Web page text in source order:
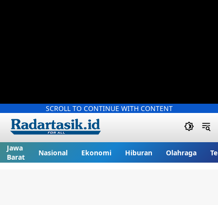
SCROLL TO CONTINUE WITH CONTENT
Jawa
Barat
Nasional Ekonomi Hiburan Olahraga